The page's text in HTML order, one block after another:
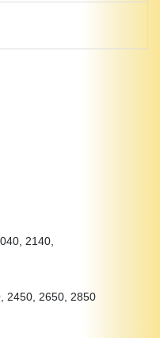
2140,
2450, 2650, 2850